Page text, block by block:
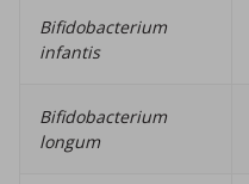
Bifidobacterium
infantis
Bifidobacterium
longum